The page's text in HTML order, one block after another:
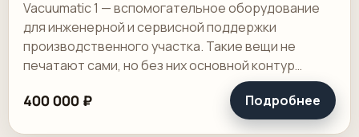
Vacuumatic 1 — вспомогательное оборудование
для инженерной и сервисной поддержки
производственного участка. Такие вещи не
печатают сами, но без них основной контур
работает хуже или вообще встает. В цехе
ценность.
400 000 ₽ Подробнее